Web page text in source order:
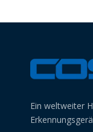
Ein weltweiter